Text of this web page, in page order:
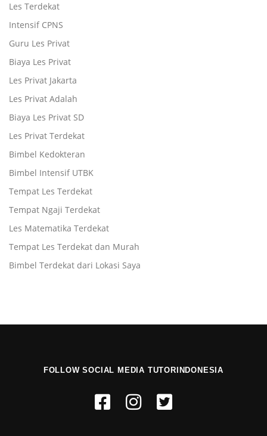
Les Terdekat
Intensif CPNS
Guru Les Privat
Biaya Les Privat
Les Privat Jakarta
Les Privat Adalah
Biaya Les Privat SD
Les Privat Terdekat
Bimbel Kedokteran
Bimbel Intensif UTBK
Tempat Les Terdekat
Tempat Ngaji Terdekat
Les Matematika Terdekat
Tempat Les Terdekat dan Murah
Bimbel Terdekat dari Lokasi Saya
FOLLOW SOCIAL MEDIA TUTORINDONESIA